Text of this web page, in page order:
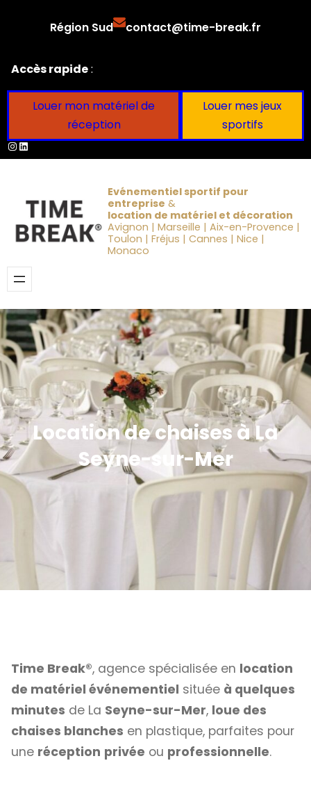
Région Sud contact@time-break.fr
Accès rapide:
Louer mon matériel de
réception
Louer mes jeux
sportifs
Instagram
LinkedIn
Evénementiel sportif pour
entreprise &
location de matériel et décoration
Avignon | Marseille | Aix-en-Provence |
Toulon | Fréjus | Cannes | Nice |
Monaco
Location de chaises à La
Seyne-sur-Mer
Time Break®, agence spécialisée en location
de matériel événementiel située à quelques
minutes de La Seyne-sur-Mer, loue des
chaises blanches en plastique, parfaites pour
une réception privée ou professionnelle.